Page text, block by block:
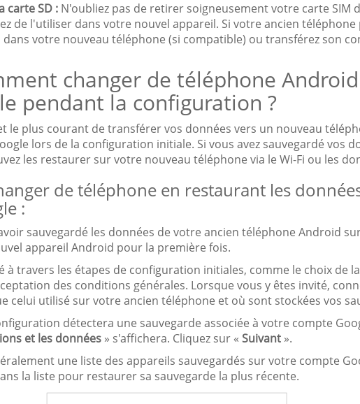
carte SD : N'oubliez pas de retirer soigneusement votre carte SIM
de l'utiliser dans votre nouvel appareil. Si votre ancien téléphone
dans votre nouveau téléphone (si compatible) ou transférez son
changer de téléphone
pendant la configuration ?
le plus courant de transférer vos données vers un nouveau
lors de la configuration initiale. Si vous avez sauvegardé vos
les restaurer sur votre nouveau téléphone via le Wi-Fi ou les
de téléphone en restaurant les
:
sauvegardé les données de votre ancien téléphone Android
appareil Android pour la première fois.
à travers les étapes de configuration initiales, comme le choix de
des conditions générales. Lorsque vous y êtes invité,
celui utilisé sur votre ancien téléphone et où sont stockées vos
détectera une sauvegarde associée à votre compte
et les données » s'affichera. Cliquez sur « Suivant ».
une liste des appareils sauvegardés sur votre compte
la liste pour restaurer sa sauvegarde la plus récente.